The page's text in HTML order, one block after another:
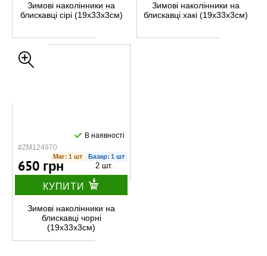
Зимові наколінники на
блискавці сірі (19х33х3см)
Зимові наколінники на
блискавці хакі (19х33х3см)
#ZM124970
В наявності
Маг: 1 шт Базар: 1 шт
650 грн 2 шт.
КУПИТИ
Зимові наколінники на
блискавці чорні
(19х33х3см)